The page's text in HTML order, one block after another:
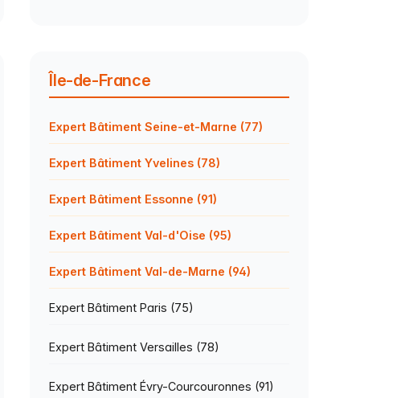
Île-de-France
Expert Bâtiment Seine-et-Marne (77)
Expert Bâtiment Yvelines (78)
Expert Bâtiment Essonne (91)
Expert Bâtiment Val-d'Oise (95)
Expert Bâtiment Val-de-Marne (94)
Expert Bâtiment Paris (75)
Expert Bâtiment Versailles (78)
Expert Bâtiment Évry-Courcouronnes (91)